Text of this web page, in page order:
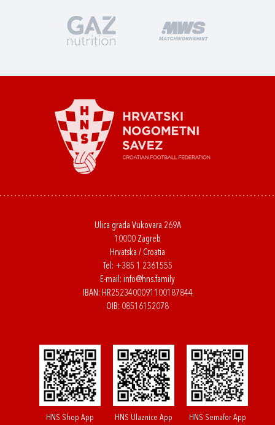
Ulica grada Vukovara 269A
10000 Zagreb
Hrvatska / Croatia
Tel: +385 1 2361555
E-mail: info@hns.family
IBAN: HR2523400091100187844
OIB: 08516152078
HNS Shop App HNS Ulaznice App HNS Semafor App